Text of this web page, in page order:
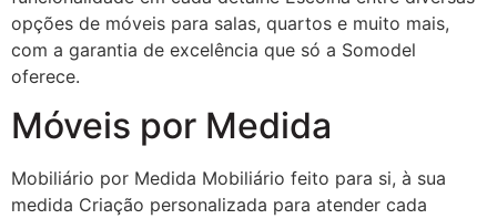
opções de móveis para salas, quartos e muito mais,
com a garantia de excelência que só a Somodel
oferece.
Móveis por Medida
Mobiliário por Medida Mobiliário feito para si, à sua
medida Criação personalizada para atender cada